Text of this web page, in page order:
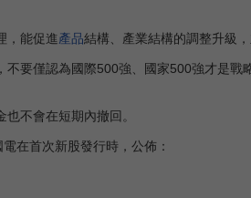
，能促進產品結構、產業結構的調整升級
僅認為國際500強、國家500強才是戰
不會在短期內撤回。
在首次新股發行時，公佈：